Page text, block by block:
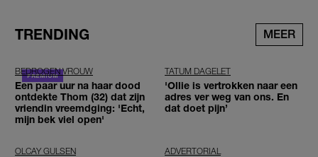
TRENDING MEER
BEDROGEN VROUW
Een paar uur na haar dood
ontdekte Thom (32) dat zijn
vriendin vreemdging: 'Echt,
mijn bek viel open'
TATUM DAGELET
'Ollie is vertrokken naar een
adres ver weg van ons. En
dat doet pijn’
OLCAY GULSEN ADVERTORIAL